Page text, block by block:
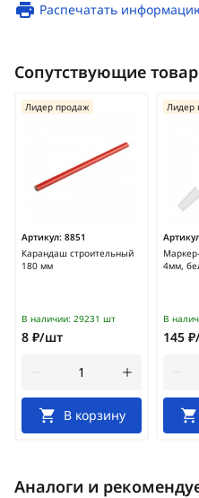
Распечатать
Сопутствующие
Артикул: 8851
Карандаш строительный
180 мм
Лидер продаж
В наличии: 29231 шт
8 ₽/шт
В корзину
4мм,
Лидер
В
145
Аналоги и